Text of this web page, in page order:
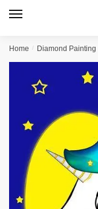
Home / Diamond Painting